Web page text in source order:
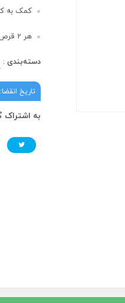
کمک به
هر 2 قرص حاوی 420 میلی گرم منیزیم
دسته‌بندی:
تاریخ انقضا:
به اشتراک